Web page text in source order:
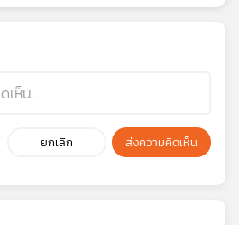
ยกเลิก ส่งความคิดเห็น